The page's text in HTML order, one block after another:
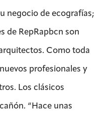
negocio de ecografías;
de RepRapbcn son
Como toda
profesionales y
Los clásicos
“Hace unas